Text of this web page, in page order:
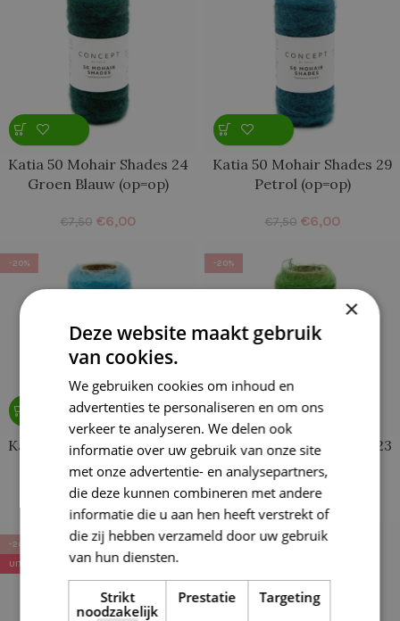
Katia 50 Mohair Shades 24
Groen Blauw (op=op)
€7,50 €6,00
Katia 50 Mohair Shades 29
Petrol (op=op)
€7,50 €6,00
-20%
Katia 50 Mohair Shades 26
Turquoise (op=op)
7,50 €6,00
-20%
Katia 50 Mohair Shades 23
Mintgroen (op=op)
€7,50 €6,00
-20%
UITVERKOCHT
-20%
×
Deze website maakt gebruik
van cookies.
We gebruiken cookies om inhoud en
advertenties te personaliseren en om ons
verkeer te analyseren. We delen ook
informatie over uw gebruik van onze site
met onze advertentie- en analysepartners,
die deze kunnen combineren met andere
informatie die u aan hen heeft verstrekt of
die zij hebben verzameld door uw gebruik
van hun diensten.
Strikt
noodzakelijk
Prestatie Targeting